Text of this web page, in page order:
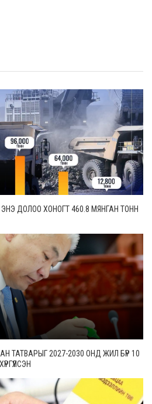
ДОЛОО ХОНОГТ 460.8 МЯНГАН ТОНН
ТАТВАРЫГ 2027-2030 ОНД ЖИЛ БҮР 10